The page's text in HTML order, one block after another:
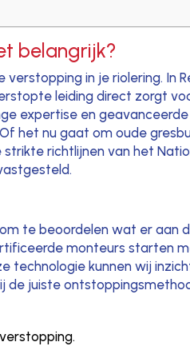
belangrijk?
in je riolering. In
leiding direct zorgt
expertise en
het nu gaat om oude
richtlijnen van het
te beoordelen wat er aan
monteurs starten
technologie kunnen wij
de juiste